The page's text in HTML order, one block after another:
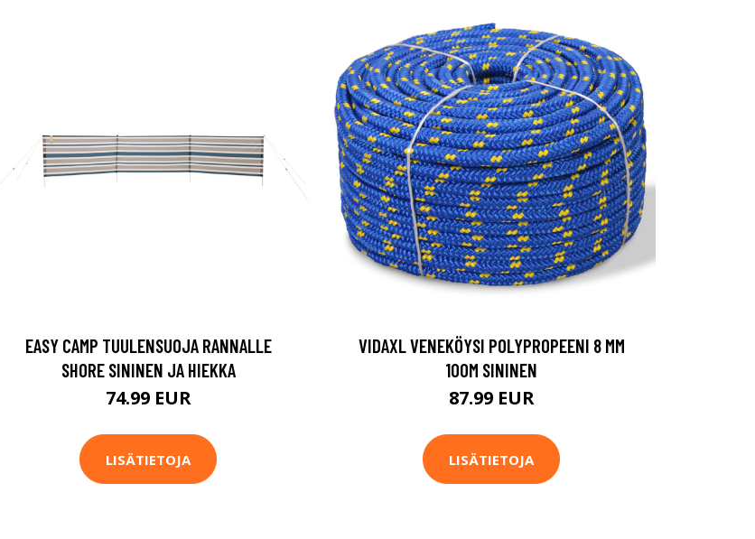
EASY CAMP TUULENSUOJA RANNALLE
SHORE SININEN JA HIEKKA
74.99 EUR
LISÄTIETOJA
VIDAXL VENEKÖYSI POLYPROPEENI 8 MM
100M SININEN
87.99 EUR
LISÄTIETOJA